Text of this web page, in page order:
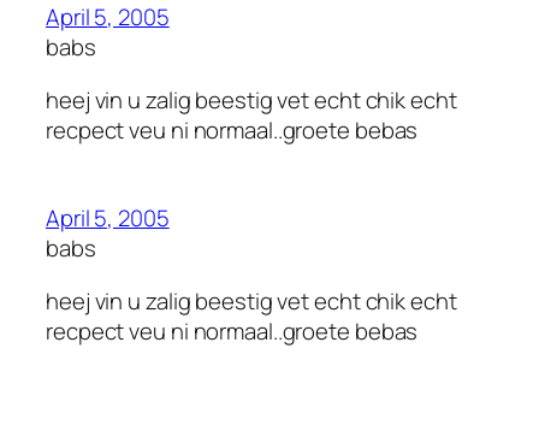
April 5, 2005
babs
heej vin u zalig beestig vet echt chik echt
recpect veu ni normaal..groete bebas
April 5, 2005
babs
heej vin u zalig beestig vet echt chik echt
recpect veu ni normaal..groete bebas